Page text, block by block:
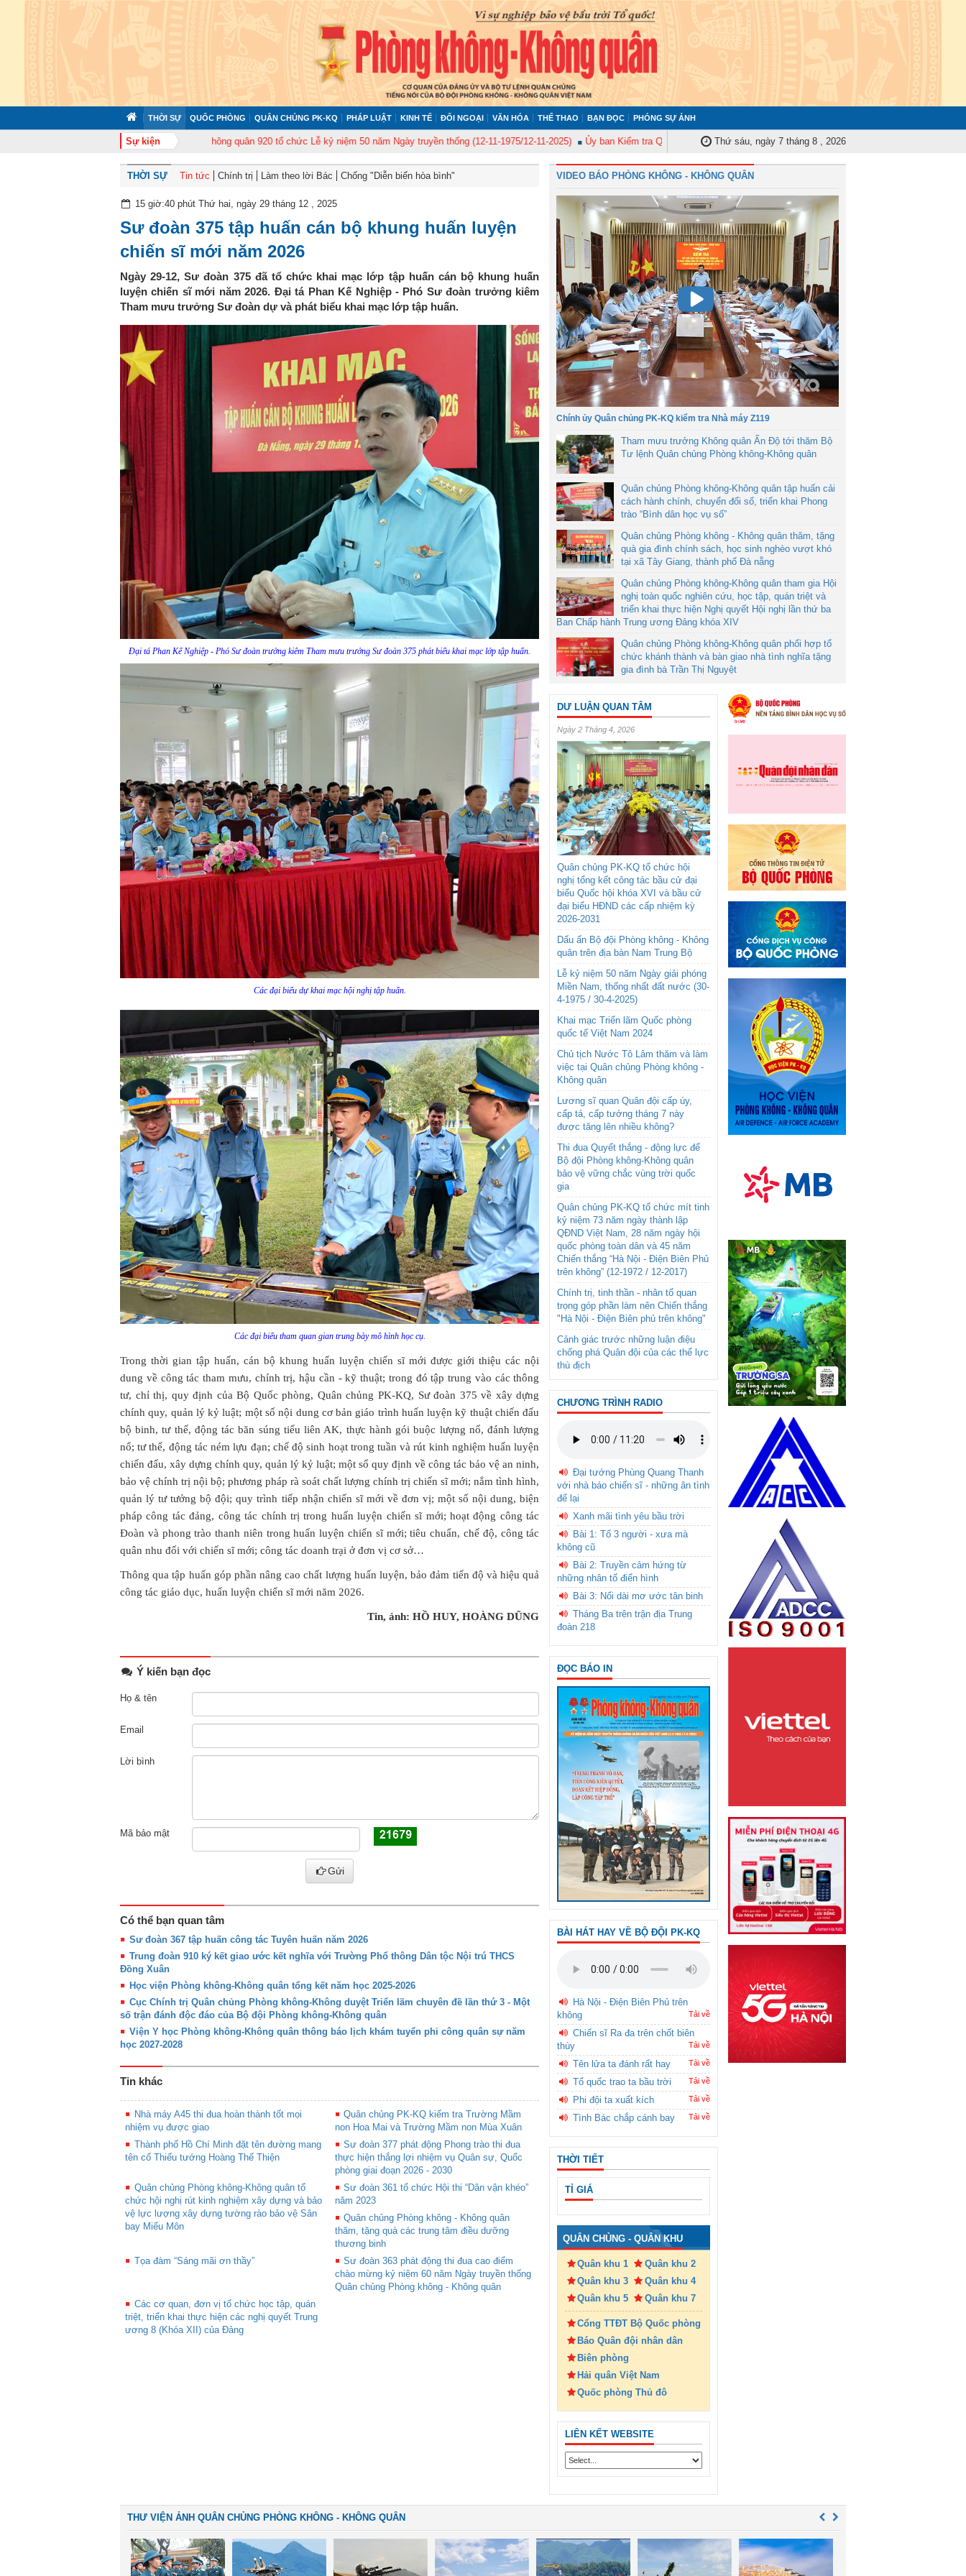
THỜI SỰ QUỐC PHÒNG QUÂN CHỦNG PK-KQ PHÁP LUẬT KINH TẾ ĐỐI NGOẠI VĂN HÓA THỂ THAO BẠN ĐỌC PHÓNG SỰ ẢNH
Sự kiện
Trung đoàn Không quân 920 tổ chức Lễ kỷ niệm 50 năm Ngày truyền thống (12-11-1975/12-11-2025) Ủy ban Kiểm tra Quân ủy Trung ương tập huấn nghiệp vụ công tác kiểm tra, giám sát năm 2025
Thứ sáu, ngày 7 tháng 8 , 2026
THỜI SỰ Tin tức Chính trị Làm theo lời Bác Chống "Diễn biến hòa bình"
15 giờ:40 phút Thứ hai, ngày 29 tháng 12 , 2025
Sư đoàn 375 tập huấn cán bộ khung huấn luyện
chiến sĩ mới năm 2026
Ngày 29-12, Sư đoàn 375 đã tổ chức khai mạc lớp tập huấn cán bộ khung huấn
luyện chiến sĩ mới năm 2026. Đại tá Phan Kế Nghiệp - Phó Sư đoàn trưởng kiêm
Tham mưu trưởng Sư đoàn dự và phát biểu khai mạc lớp tập huấn.
Đại tá Phan Kế Nghiệp - Phó Sư đoàn trưởng kiêm Tham mưu trưởng Sư đoàn 375 phát biểu khai mạc lớp tập huấn.
Các đại biểu dự khai mạc hội nghị tập huấn.
Các đại biểu tham quan gian trung bày mô hình học cụ.
Trong thời gian tập huấn, cán bộ khung huấn luyện chiến sĩ mới được giới thiệu các nội
dung về công tác tham mưu, chính trị, hậu cần - kỹ thuật; trong đó tập trung vào các thông
tư, chỉ thị, quy định của Bộ Quốc phòng, Quân chủng PK-KQ, Sư đoàn 375 về xây dựng
chính quy, quản lý kỷ luật; một số nội dung cơ bản giáo trình huấn luyện kỹ thuật chiến đấu
bộ binh, tư thế, động tác băn súng tiểu liên AK, thực hành gói buộc lượng nổ, đánh lượng
nổ; tư thế, động tác ném lựu đạn; chế độ sinh hoạt trong tuần và rút kinh nghiệm huấn luyện
chiến đấu, xây dựng chính quy, quản lý kỷ luật; một số quy định về công tác bảo vệ an ninh,
bảo vệ chính trị nội bộ; phương pháp rà soát chất lượng chính trị chiến sĩ mới; nắm tình hình,
quản lý tư tưởng bộ đội; quy trình tiếp nhận chiến sĩ mới về đơn vị; một số nội dung, biện
pháp công tác đảng, công tác chính trị trong huấn luyện chiến sĩ mới; hoạt động công tác
Đoàn và phong trào thanh niên trong huấn luyện chiến sĩ mới; tiêu chuẩn, chế độ, công tác
quân nhu đối với chiến sĩ mới; công tác doanh trại ở đơn vị cơ sở…
Thông qua tập huấn góp phần nâng cao chất lượng huấn luyện, bảo đảm tiến độ và hiệu quả
công tác giáo dục, huấn luyện chiến sĩ mới năm 2026.
Tin, ảnh: HỒ HUY, HOÀNG DŨNG
Ý kiến bạn đọc
Họ & tên
Email
Lời bình
Mã bảo mật
Gửi
Có thể bạn quan tâm
Sư đoàn 367 tập huấn công tác Tuyên huấn năm 2026
Trung đoàn 910 ký kết giao ước kết nghĩa với Trường Phổ thông Dân tộc Nội trú THCS
Đồng Xuân
Học viện Phòng không-Không quân tổng kết năm học 2025-2026
Cục Chính trị Quân chủng Phòng không-Không duyệt Triển lãm chuyên đề lần thứ 3 - Một
số trận đánh độc đáo của Bộ đội Phòng không-Không quân
Viện Y học Phòng không-Không quân thông báo lịch khám tuyển phi công quân sự năm
học 2027-2028
Tin khác
Nhà máy A45 thi đua hoàn thành tốt mọi
nhiệm vụ được giao
Quân chủng PK-KQ kiểm tra Trường Mầm
non Hoa Mai và Trường Mầm non Mùa Xuân
Thành phố Hồ Chí Minh đặt tên đường mang
tên cố Thiếu tướng Hoàng Thế Thiện
Sư đoàn 377 phát động Phong trào thi đua
thực hiện thắng lợi nhiệm vụ Quân sự, Quốc
phòng giai đoạn 2026 - 2030
Quân chủng Phòng không-Không quân tổ
chức hội nghị rút kinh nghiệm xây dựng và bảo
vệ lực lượng xây dựng tường rào bảo vệ Sân
bay Miếu Môn
Sư đoàn 361 tổ chức Hội thi “Dân vận khéo”
năm 2023
Quân chủng Phòng không - Không quân
thăm, tặng quà các trung tâm điều dưỡng
thương binh
Tọa đàm “Sáng mãi ơn thầy”
Sư đoàn 363 phát động thi đua cao điểm
chào mừng kỷ niệm 60 năm Ngày truyền thống
Quân chủng Phòng không - Không quân
Các cơ quan, đơn vị tổ chức học tập, quán
triệt, triển khai thực hiện các nghị quyết Trung
ương 8 (Khóa XII) của Đảng
VIDEO BÁO PHÒNG KHÔNG - KHÔNG QUÂN
Chính ủy Quân chủng PK-KQ kiểm tra Nhà máy Z119
Tham mưu trưởng Không quân Ấn Độ tới thăm Bộ
Tư lệnh Quân chủng Phòng không-Không quân
Quân chủng Phòng không-Không quân tập huấn cải
cách hành chính, chuyển đổi số, triển khai Phong
trào “Bình dân học vụ số”
Quân chủng Phòng không - Không quân thăm, tặng
quà gia đình chính sách, học sinh nghèo vượt khó
tại xã Tây Giang, thành phố Đà nẵng
Quân chủng Phòng không-Không quân tham gia Hội
nghị toàn quốc nghiên cứu, học tập, quán triệt và
triển khai thực hiện Nghị quyết Hội nghị lần thứ ba
Ban Chấp hành Trung ương Đảng khóa XIV
Quân chủng Phòng không-Không quân phối hợp tổ
chức khánh thành và bàn giao nhà tình nghĩa tặng
gia đình bà Trần Thị Nguyệt
DƯ LUẬN QUAN TÂM
Ngày 2 Tháng 4, 2026
Quân chủng PK-KQ tổ chức hội
nghị tổng kết công tác bầu cử đại
biểu Quốc hội khóa XVI và bầu cử
đại biểu HĐND các cấp nhiệm kỳ
2026-2031
Dấu ấn Bộ đội Phòng không - Không
quân trên địa bàn Nam Trung Bộ
Lễ kỷ niệm 50 năm Ngày giải phóng
Miền Nam, thống nhất đất nước (30-
4-1975 / 30-4-2025)
Khai mạc Triển lãm Quốc phòng
quốc tế Việt Nam 2024
Chủ tịch Nước Tô Lâm thăm và làm
việc tại Quân chủng Phòng không -
Không quân
Lương sĩ quan Quân đội cấp úy,
cấp tá, cấp tướng tháng 7 này
được tăng lên nhiều không?
Thi đua Quyết thắng - động lực để
Bộ đội Phòng không-Không quân
bảo vệ vững chắc vùng trời quốc
gia
Quân chủng PK-KQ tổ chức mít tinh
kỷ niệm 73 năm ngày thành lập
QĐND Việt Nam, 28 năm ngày hội
quốc phòng toàn dân và 45 năm
Chiến thắng “Hà Nội - Điện Biên Phủ
trên không” (12-1972 / 12-2017)
Chính trị, tinh thần - nhân tố quan
trọng góp phần làm nên Chiến thắng
"Hà Nội - Điện Biên phủ trên không"
Cảnh giác trước những luận điệu
chống phá Quân đội của các thế lực
thù địch
CHƯƠNG TRÌNH RADIO
Đại tướng Phùng Quang Thanh
với nhà báo chiến sĩ - những ân tình
để lại
Xanh mãi tình yêu bầu trời
Bài 1: Tổ 3 người - xưa mà
không cũ
Bài 2: Truyền cảm hứng từ
những nhân tố điển hình
Bài 3: Nối dài mơ ước tân binh
Tháng Ba trên trận địa Trung
đoàn 218
ĐỌC BÁO IN
BÀI HÁT HAY VỀ BỘ ĐỘI PK-KQ
Hà Nội - Điện Biên Phủ trên
không
Tải về
Chiến sĩ Ra đa trên chốt biên
thùy
Tải về
Tên lửa ta đánh rất hay Tải về
Tổ quốc trao ta bầu trời Tải về
Phi đội ta xuất kích Tải về
Tình Bác chắp cánh bay Tải về
THỜI TIẾT
TỈ GIÁ
QUÂN CHỦNG - QUÂN KHU
Quân khu 1
Quân khu 2
Quân khu 3
Quân khu 4
Quân khu 5
Quân khu 7
Cổng TTĐT Bộ Quốc phòng
Báo Quân đội nhân dân
Biên phòng
Hải quân Việt Nam
Quốc phòng Thủ đô
LIÊN KẾT WEBSITE
THƯ VIỆN ẢNH QUÂN CHỦNG PHÒNG KHÔNG - KHÔNG QUÂN